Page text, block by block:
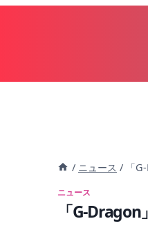
/ ニュース / 「
ニュース
「G-